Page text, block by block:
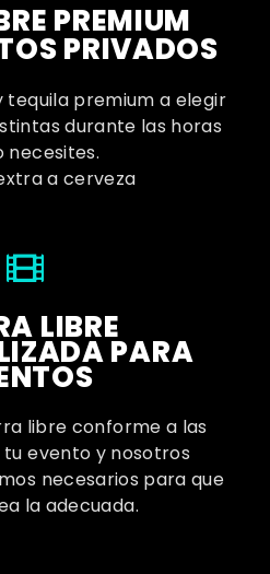
PREMIUM
PRIVADOS
tequila premium a elegir
durante las horas
necesites.
a cerveza
LIBRE
PARA
libre conforme a las
tu evento y nosotros
necesarios para que
la adecuada.